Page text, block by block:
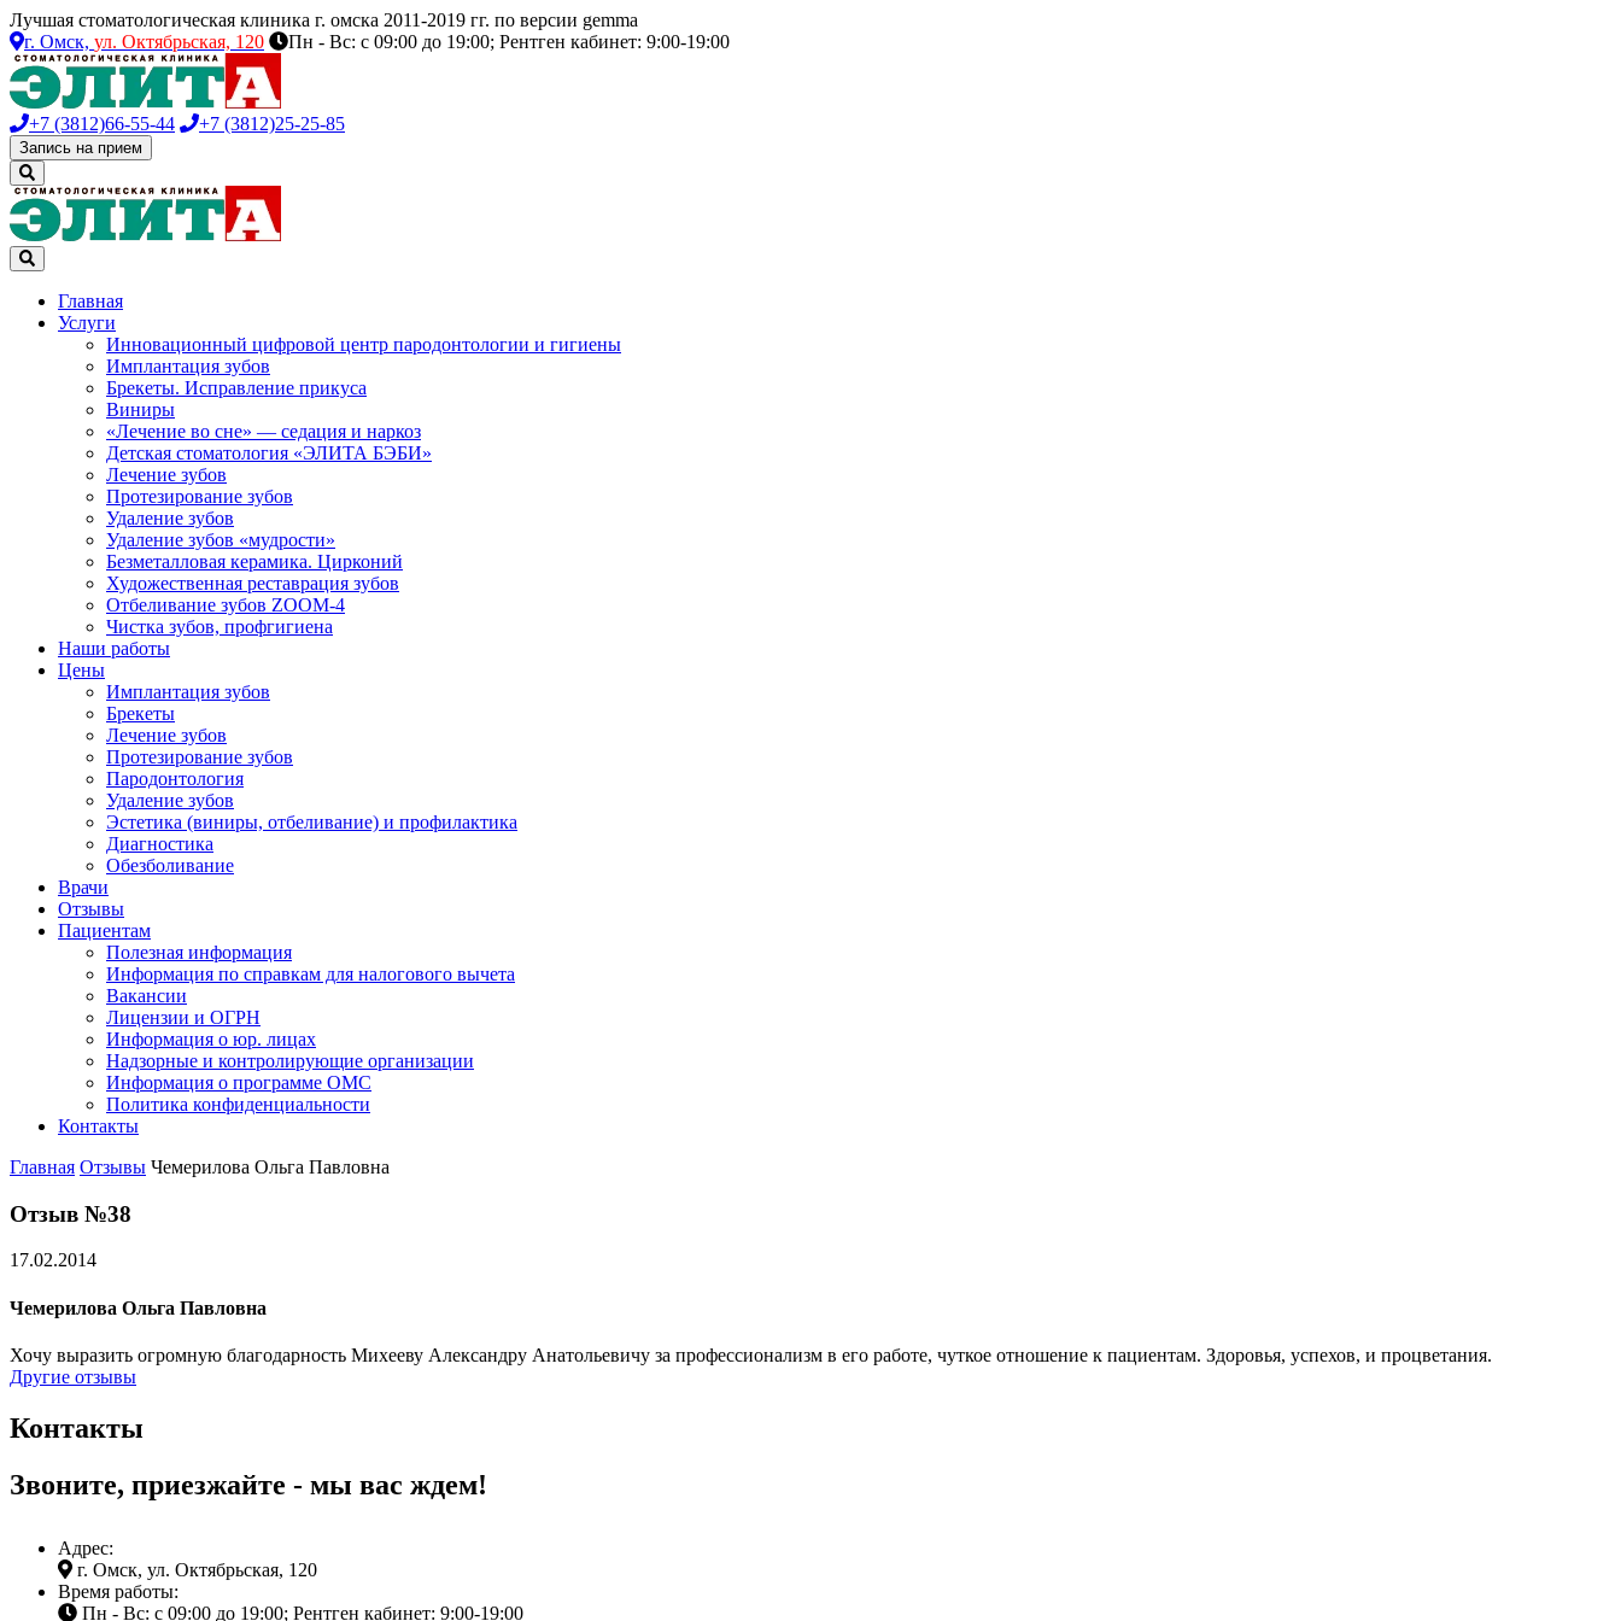
Лучшая стоматологическая клиника г. омска 2011-2019 гг. по версии gemma
г. Омск, ул. Октябрьская, 120 Пн - Вс: с 09:00 до 19:00; Рентген кабинет: 9:00-19:00
+7 (3812)66-55-44 +7 (3812)25-25-85
Запись на прием
Главная
Услуги
Инновационный цифровой центр пародонтологии и гигиены
Имплантация зубов
Брекеты. Исправление прикуса
Виниры
«Лечение во сне» — седация и наркоз
Детская стоматология «ЭЛИТА БЭБИ»
Лечение зубов
Протезирование зубов
Удаление зубов
Удаление зубов «мудрости»
Безметалловая керамика. Цирконий
Художественная реставрация зубов
Отбеливание зубов ZOOM-4
Чистка зубов, профгигиена
Наши работы
Цены
Имплантация зубов
Брекеты
Лечение зубов
Протезирование зубов
Пародонтология
Удаление зубов
Эстетика (виниры, отбеливание) и профилактика
Диагностика
Обезболивание
Врачи
Отзывы
Пациентам
Полезная информация
Информация по справкам для налогового вычета
Вакансии
Лицензии и ОГРН
Информация о юр. лицах
Надзорные и контролирующие организации
Информация о программе ОМС
Политика конфиденциальности
Контакты
Главная Отзывы Чемерилова Ольга Павловна
Отзыв №38
17.02.2014
Чемерилова Ольга Павловна
Хочу выразить огромную благодарность Михееву Александру Анатольевичу за профессионализм в его работе, чуткое отношение к пациентам. Здоровья, успехов, и процветания.
Другие отзывы
Контакты
Звоните, приезжайте - мы вас ждем!
Адрес:
г. Омск, ул. Октябрьская, 120
Время работы:
Пн - Вс: с 09:00 до 19:00; Рентген кабинет: 9:00-19:00